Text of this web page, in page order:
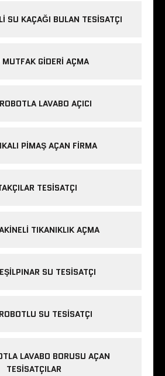
SU KAÇAĞI BULAN TESISATÇI
MUTFAK GIDERI AÇMA
LAVABO AÇICI
PIMAŞ AÇAN FIRMA
TESISATÇI
TIKANIKLIK AÇMA
SU TESISATÇI
SU TESISATÇI
LAVABO BORUSU AÇAN
TESISATÇILAR